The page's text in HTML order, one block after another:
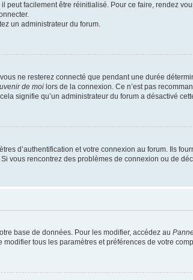
peut facilement être réinitialisé. Pour ce faire, rendez
un administrateur du forum.
ne resterez connecté que pendant une durée
de moi lors de la connexion. Ce n’est pas
signifie qu’un administrateur du forum a désactivé
d’authentification et votre connexion au forum. Ils
vous rencontrez des problèmes de connexion ou de
base de données. Pour les modifier, accédez au
tous les paramètres et préférences de votre